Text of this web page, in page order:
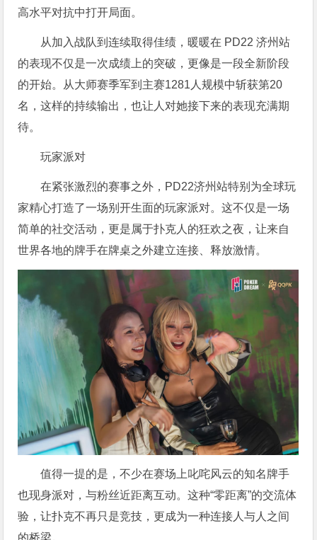
高水平对抗中打开局面。
从加入战队到连续取得佳绩，暖暖在 PD22 济州站
的表现不仅是一次成绩上的突破，更像是一段全新阶段
的开始。从大师赛季军到主赛1281人规模中斩获第20
名，这样的持续输出，也让人对她接下来的表现充满期
待。
玩家派对
在紧张激烈的赛事之外，PD22济州站特别为全球玩
家精心打造了一场别开生面的玩家派对。这不仅是一场
简单的社交活动，更是属于扑克人的狂欢之夜，让来自
世界各地的牌手在牌桌之外建立连接、释放激情。
值得一提的是，不少在赛场上叱咤风云的知名牌手
也现身派对，与粉丝近距离互动。这种“零距离”的交流体
验，让扑克不再只是竞技，更成为一种连接人与人之间
的桥梁。